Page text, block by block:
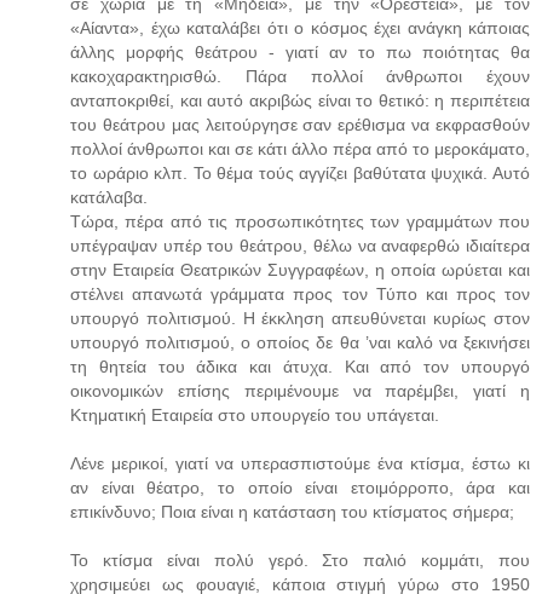
«Αίαντα», έχω καταλάβει ότι ο κόσμος έχει ανάγκη κάποιας
άλλης μορφής θεάτρου - γιατί αν το πω ποιότητας θα
κακοχαρακτηρισθώ. Πάρα πολλοί άνθρωποι έχουν
ανταποκριθεί, και αυτό ακριβώς είναι το θετικό: η περιπέτεια
του θεάτρου μας λειτούργησε σαν ερέθισμα να εκφρασθούν
πολλοί άνθρωποι και σε κάτι άλλο πέρα από το μεροκάματο,
το ωράριο κλπ. Το θέμα τούς αγγίζει βαθύτατα ψυχικά. Αυτό
κατάλαβα.
Τώρα, πέρα από τις προσωπικότητες των γραμμάτων που
υπέγραψαν υπέρ του θεάτρου, θέλω να αναφερθώ ιδιαίτερα
στην Εταιρεία Θεατρικών Συγγραφέων, η οποία ωρύεται και
στέλνει απανωτά γράμματα προς τον Τύπο και προς τον
υπουργό πολιτισμού. Η έκκληση απευθύνεται κυρίως στον
υπουργό πολιτισμού, ο οποίος δε θα ’ναι καλό να ξεκινήσει
τη θητεία του άδικα και άτυχα. Και από τον υπουργό
οικονομικών επίσης περιμένουμε να παρέμβει, γιατί η
Κτηματική Εταιρεία στο υπουργείο του υπάγεται.
Λένε μερικοί, γιατί να υπερασπιστούμε ένα κτίσμα, έστω κι
αν είναι θέατρο, το οποίο είναι ετοιμόρροπο, άρα και
επικίνδυνο; Ποια είναι η κατάσταση του κτίσματος σήμερα;
Το κτίσμα είναι πολύ γερό. Στο παλιό κομμάτι, που
χρησιμεύει ως φουαγιέ, κάποια στιγμή γύρω στο 1950